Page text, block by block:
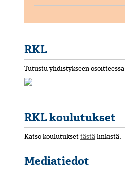
RKL
Tutustu yhdistykseen osoitteessa
RKL koulutukset
Katso koulutukset tästä linkistä.
Mediatiedot